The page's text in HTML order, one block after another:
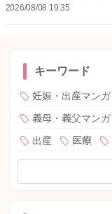
2026/08/08 19:35
キーワード
妊娠・出産マンガ
義母・義父マンガ
出産
医療